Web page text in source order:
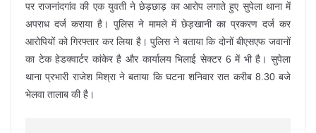
पर राजनांदगांव की एक युवती ने छेड़छाड़ का आरोप लगाते हुए सुपेला थाना में
अपराध दर्ज कराया है। पुलिस ने मामले में छेड़खानी का प्रकरण दर्ज कर
आरोपियों को गिरफ्तार कर लिया है। पुलिस ने बताया कि दोनों बीएसएफ जवानों
का टेक हेडक्वार्टर कांकेर है और कार्यालय भिलाई सेक्टर 6 में भी है। सुपेला
थाना प्रभारी राजेश मिश्रा ने बताया कि घटना शनिवार रात करीब 8.30 बजे
भेलवा तालाब की है।